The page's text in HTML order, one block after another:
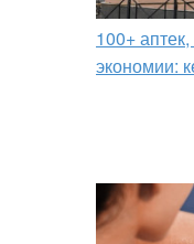
100+
экономии: